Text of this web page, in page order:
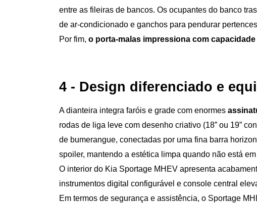
entre as fileiras de bancos. Os ocupantes do banco
de ar-condicionado e ganchos para pendurar
Por fim, o porta-malas impressiona com
4 - Design diferenciado e
A dianteira integra faróis e grade com enormes
rodas de liga leve com desenho criativo (18” ou 19”
de bumerangue, conectadas por uma fina barra
spoiler, mantendo a estética limpa quando não está em
O interior do Kia Sportage MHEV apresenta
instrumentos digital configurável e console central
Em termos de segurança e assistência, o Sportage